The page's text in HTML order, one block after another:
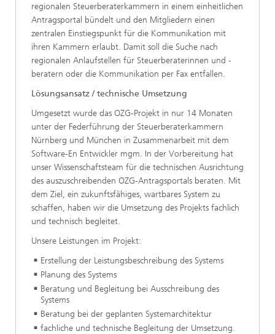
regionalen Steuerberaterkammern in einem einheitlichen
Antragsportal bündelt und den Mitgliedern einen
zentralen Einstiegspunkt für die Kommunikation mit
ihren Kammern erlaubt. Damit soll die Suche nach
regionalen Anlaufstellen für Steuerberaterinnen und -
beratern oder die Kommunikation per Fax entfallen.
Lösungsansatz / technische Umsetzung
Umgesetzt wurde das OZG-Projekt in nur 14 Monaten
unter der Federführung der Steuerberaterkammern
Nürnberg und München in Zusammenarbeit mit dem
Software-En Entwickler mgm. In der Vorbereitung hat
unser Wissenschaftsteam für die technischen Ausrichtung
des auszuschreibenden OZG-Antragsportals beraten. Mit
dem Ziel, ein zukunftsfähiges, wartbares System zu
schaffen, haben wir die Umsetzung des Projekts fachlich
und technisch begleitet.
Unsere Leistungen im Projekt:
Erstellung der Leistungsbeschreibung des Systems
Planung des Systems
Beratung und Begleitung bei Ausschreibung des
Systems
Beratung bei der geplanten Systemarchitektur
fachliche und technische Begleitung der Umsetzung.